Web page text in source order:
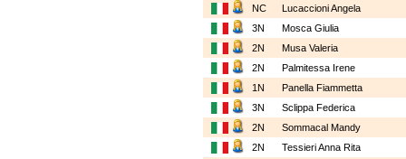
NC
Lucaccioni Angela
3N
Mosca Giulia
2N
Musa Valeria
2N
Palmitessa Irene
1N
Panella Fiammetta
3N
Sclippa Federica
2N
Sommacal Mandy
2N
Tessieri Anna Rita